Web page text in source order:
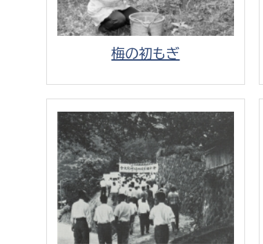
国県事業推進課
建築課
上下水道局
経営総務課
梅の初もぎ